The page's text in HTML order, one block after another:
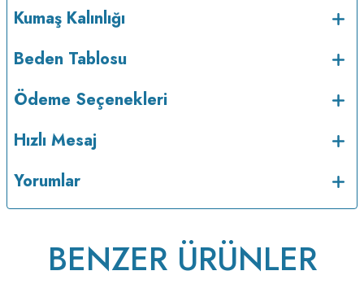
Kumaş Kalınlığı
Beden Tablosu
Ödeme Seçenekleri
Hızlı Mesaj
Yorumlar
BENZER ÜRÜNLER